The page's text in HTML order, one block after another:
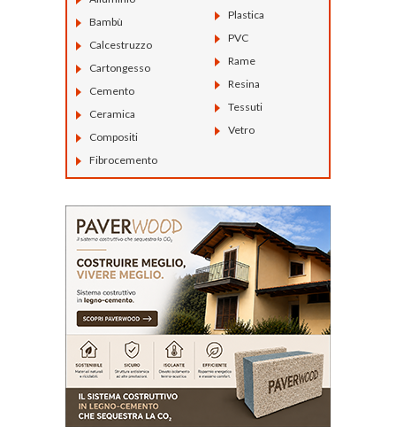
Bambù
Calcestruzzo
Cartongesso
Cemento
Ceramica
Compositi
Fibrocemento
Plastica
PVC
Rame
Resina
Tessuti
Vetro